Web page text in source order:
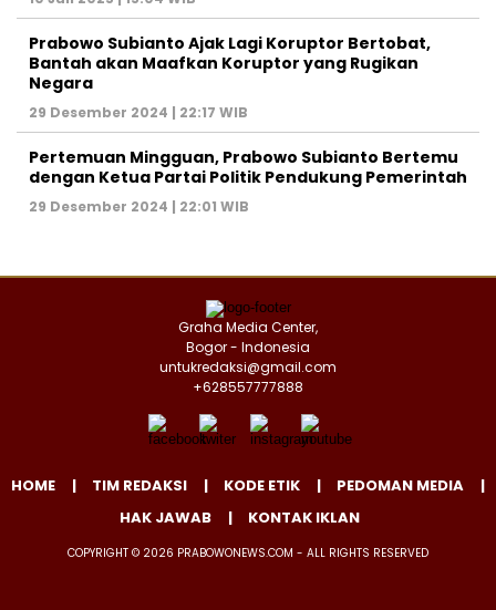
Prabowo Subianto Ajak Lagi Koruptor Bertobat,
Bantah akan Maafkan Koruptor yang Rugikan
Negara
29 Desember 2024 | 22:17 WIB
Pertemuan Mingguan, Prabowo Subianto Bertemu
dengan Ketua Partai Politik Pendukung Pemerintah
29 Desember 2024 | 22:01 WIB
Graha Media Center,
Bogor - Indonesia
untukredaksi@gmail.com
+628557777888
HOME TIM REDAKSI KODE ETIK
PEDOMAN MEDIA
HAK JAWAB
KONTAK IKLAN
COPYRIGHT © 2026 PRABOWONEWS.COM - ALL RIGHTS RESERVED